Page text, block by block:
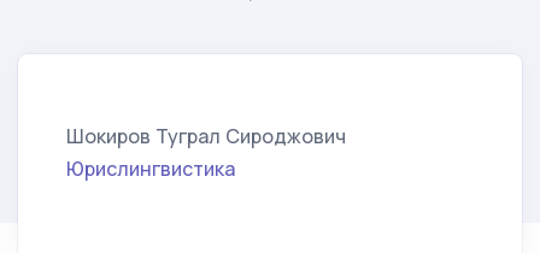
Шокиров Туграл Сироджович
Юрислингвистика